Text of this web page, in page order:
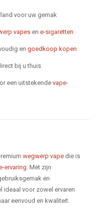
voor uw gemak
vapes en e-sigaretten
en goedkoop kopen
bij u thuis
een uitstekende vape-
wegwerp vape die is
ervaring . Met zijn
en
voor zowel ervaren
eenvoud en kwaliteit.